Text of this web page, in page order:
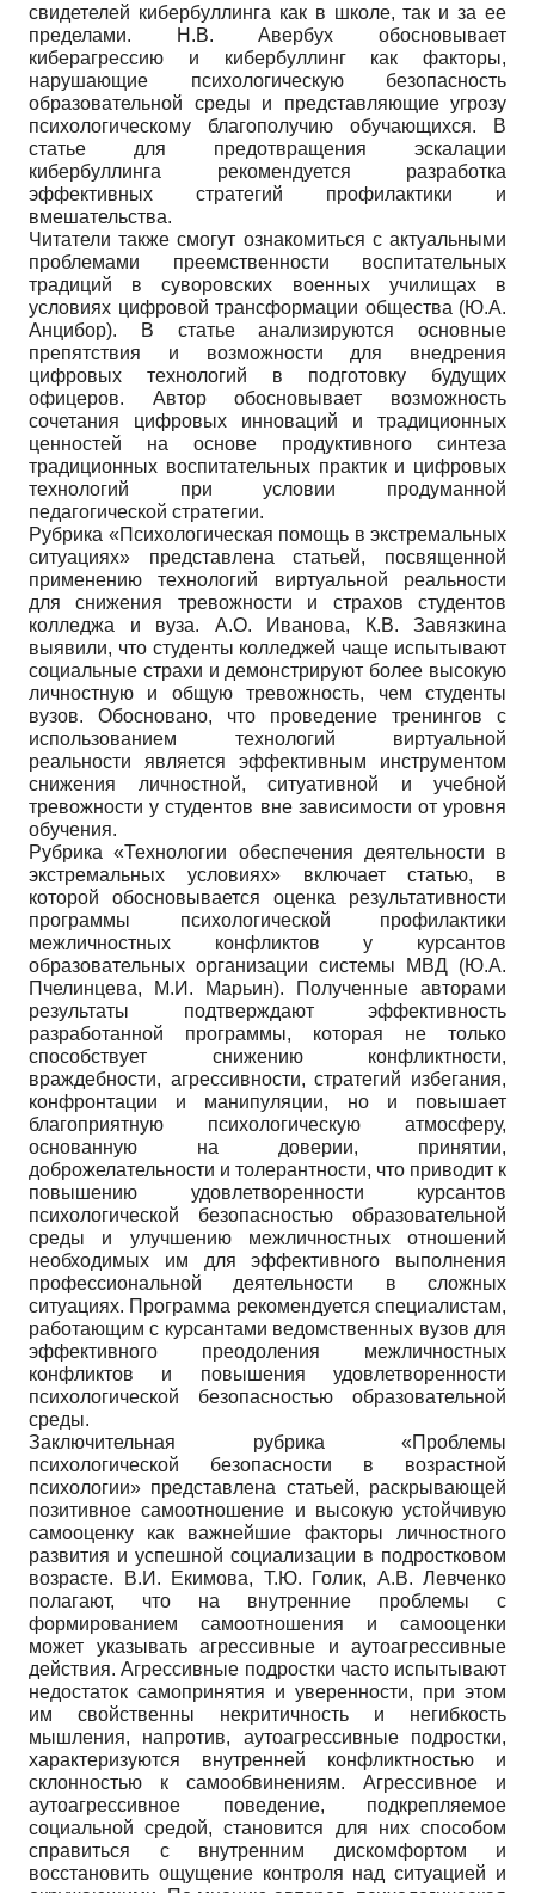
свидетелей кибербуллинга как в школе, так и за ее
пределами. Н.В. Авербух обосновывает
киберагрессию и кибербуллинг как факторы,
нарушающие психологическую безопасность
образовательной среды и представляющие угрозу
психологическому благополучию обучающихся. В
статье для предотвращения эскалации
кибербуллинга рекомендуется разработка
эффективных стратегий профилактики и
вмешательства.
Читатели также смогут ознакомиться с актуальными
проблемами преемственности воспитательных
традиций в суворовских военных училищах в
условиях цифровой трансформации общества (Ю.А.
Анцибор). В статье анализируются основные
препятствия и возможности для внедрения
цифровых технологий в подготовку будущих
офицеров. Автор обосновывает возможность
сочетания цифровых инноваций и традиционных
ценностей на основе продуктивного синтеза
традиционных воспитательных практик и цифровых
технологий при условии продуманной
педагогической стратегии.
Рубрика «Психологическая помощь в экстремальных
ситуациях» представлена статьей, посвященной
применению технологий виртуальной реальности
для снижения тревожности и страхов студентов
колледжа и вуза. А.О. Иванова, К.В. Завязкина
выявили, что студенты колледжей чаще испытывают
социальные страхи и демонстрируют более высокую
личностную и общую тревожность, чем студенты
вузов. Обосновано, что проведение тренингов с
использованием технологий виртуальной
реальности является эффективным инструментом
снижения личностной, ситуативной и учебной
тревожности у студентов вне зависимости от уровня
обучения.
Рубрика «Технологии обеспечения деятельности в
экстремальных условиях» включает статью, в
которой обосновывается оценка результативности
программы психологической профилактики
межличностных конфликтов у курсантов
образовательных организации системы МВД (Ю.А.
Пчелинцева, М.И. Марьин). Полученные авторами
результаты подтверждают эффективность
разработанной программы, которая не только
способствует снижению конфликтности,
враждебности, агрессивности, стратегий избегания,
конфронтации и манипуляции, но и повышает
благоприятную психологическую атмосферу,
основанную на доверии, принятии,
доброжелательности и толерантности, что приводит к
повышению удовлетворенности курсантов
психологической безопасностью образовательной
среды и улучшению межличностных отношений
необходимых им для эффективного выполнения
профессиональной деятельности в сложных
ситуациях. Программа рекомендуется специалистам,
работающим с курсантами ведомственных вузов для
эффективного преодоления межличностных
конфликтов и повышения удовлетворенности
психологической безопасностью образовательной
среды.
Заключительная рубрика «Проблемы
психологической безопасности в возрастной
психологии» представлена статьей, раскрывающей
позитивное самоотношение и высокую устойчивую
самооценку как важнейшие факторы личностного
развития и успешной социализации в подростковом
возрасте. В.И. Екимова, Т.Ю. Голик, А.В. Левченко
полагают, что на внутренние проблемы с
формированием самоотношения и самооценки
может указывать агрессивные и аутоагрессивные
действия. Агрессивные подростки часто испытывают
недостаток самопринятия и уверенности, при этом
им свойственны некритичность и негибкость
мышления, напротив, аутоагрессивные подростки,
характеризуются внутренней конфликтностью и
склонностью к самообвинениям. Агрессивное и
аутоагрессивное поведение, подкрепляемое
социальной средой, становится для них способом
справиться с внутренним дискомфортом и
восстановить ощущение контроля над ситуацией и